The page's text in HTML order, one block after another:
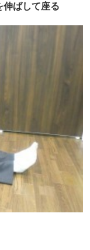
ばして座る